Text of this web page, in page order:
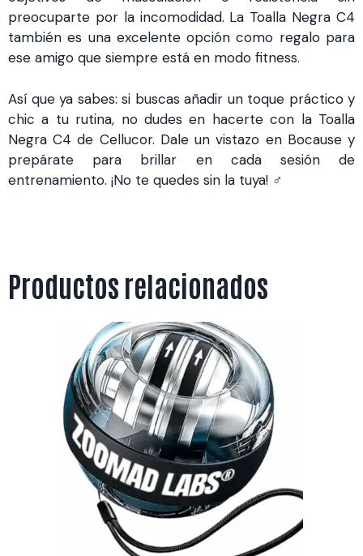
preocuparte por la incomodidad. La Toalla Negra C4
también es una excelente opción como regalo para
ese amigo que siempre está en modo fitness.
Así que ya sabes: si buscas añadir un toque práctico y
chic a tu rutina, no dudes en hacerte con la Toalla
Negra C4 de Cellucor. Dale un vistazo en Bocause y
prepárate para brillar en cada sesión de
entrenamiento. ¡No te quedes sin la tuya! ️‍♂️
Productos relacionados